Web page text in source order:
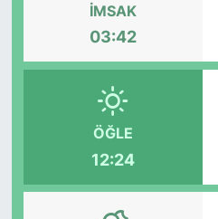
İMSAK
03:42
ÖĞLE
12:24